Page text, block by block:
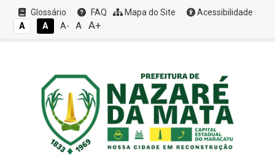
Glossário FAQ Mapa do Site
Acessibilidade
A
A A- A A+